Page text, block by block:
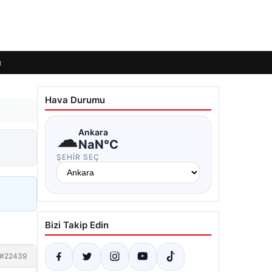
#22439
Hava Durumu
☁Ankara
NaN°C
ŞEHIR SEÇ
Bizi Takip Edin